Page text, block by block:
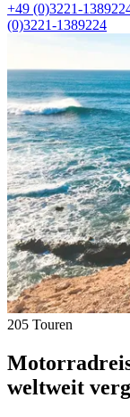
+49 (0)3221-
(0)3221-1389224
205 Touren
weltweit